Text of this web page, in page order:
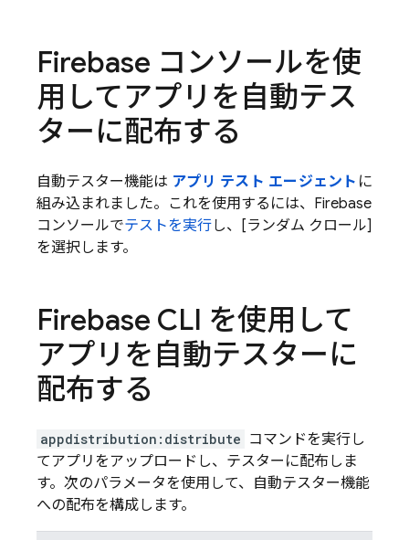
Firebase コンソールを使
用してアプリを自動テス
ターに配布する
自動テスター機能は アプリ テスト エージェント に
組み込まれました。これを使用するには、Firebase
コンソールでテストを実行し、[ランダム クロール]
を選択します。
Firebase CLI を使用して
アプリを自動テスターに
配布する
appdistribution:distribute コマンドを実行し
てアプリをアップロードし、テスターに配布しま
す。次のパラメータを使用して、自動テスター機能
への配布を構成します。